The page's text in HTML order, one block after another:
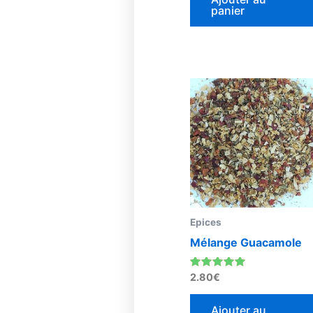
panier
Epices
Mélange Guacamole
Note
sur 5
2.80€